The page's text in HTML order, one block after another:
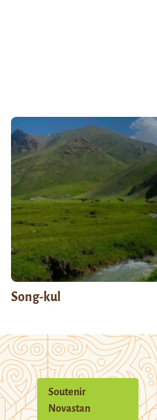
Song-kul
Soutenir
Novastan